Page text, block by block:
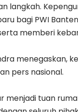
langkah.
bagi PWI
memberi
menegaskan,
pers nasional.
tuan